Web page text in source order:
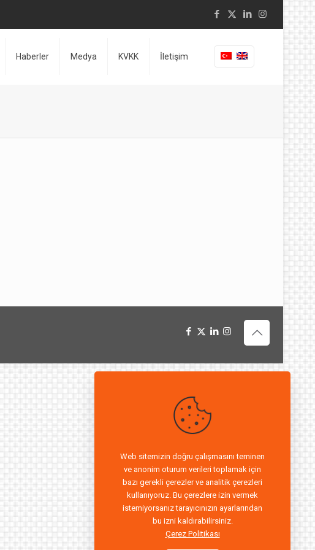
Haberler Medya KVKK İletişim
Web sitemizin doğru çalışmasını teminen
ve anonim oturum verileri toplamak için
bazı gerekli çerezler ve analitik çerezleri
kullanıyoruz. Bu çerezlere izin vermek
istemiyorsanız tarayıcınızın ayarlarından
bu izni kaldırabilirsiniz.
Çerez Politikası